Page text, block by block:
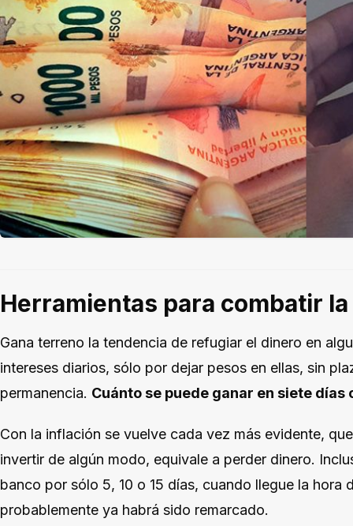
Herramientas para combatir
Gana terreno la tendencia de refugiar el dinero en
intereses diarios, sólo por dejar pesos en ellas, sin
permanencia. Cuánto se puede ganar en siete
Con la inflación se vuelve cada vez más evidente,
invertir de algún modo, equivale a perder dinero.
banco por sólo 5, 10 o 15 días, cuando llegue la hora
probablemente ya habrá sido remarcado.